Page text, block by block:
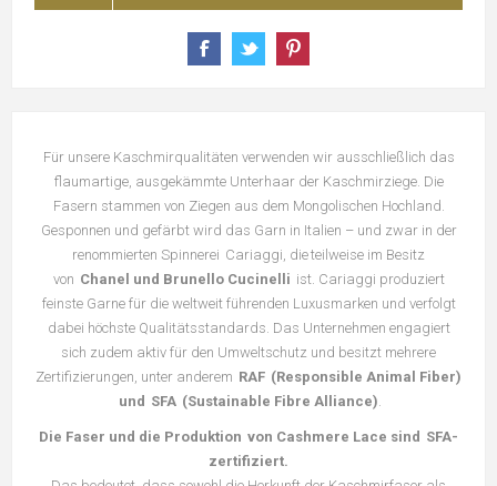
Für unsere Kaschmirqualitäten verwenden wir ausschließlich das
flaumartige, ausgekämmte Unterhaar der Kaschmirziege. Die
Fasern stammen von Ziegen aus dem Mongolischen Hochland.
Gesponnen und gefärbt wird das Garn in Italien – und zwar in der
renommierten Spinnerei Cariaggi, die teilweise im Besitz
von Chanel und Brunello Cucinelli ist. Cariaggi produziert
feinste Garne für die weltweit führenden Luxusmarken und verfolgt
dabei höchste Qualitätsstandards. Das Unternehmen engagiert
sich zudem aktiv für den Umweltschutz und besitzt mehrere
Zertifizierungen, unter anderem RAF (Responsible Animal Fiber)
und SFA (Sustainable Fibre Alliance).
Die Faser und die Produktion von Cashmere Lace sind SFA-
zertifiziert.